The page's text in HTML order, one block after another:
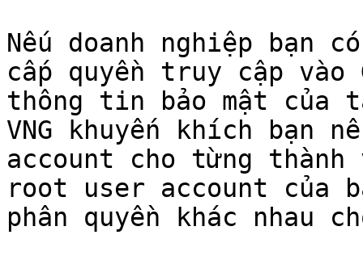
Nếu doanh nghiệp bạn
cấp quyền truy cập vào
thông tin bảo mật của
VNG khuyến khích bạn
account cho từng
root user account của
phân quyền khác nhau